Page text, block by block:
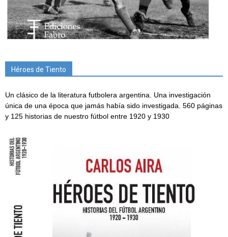
Héroes de Tiento
Un clásico de la literatura futbolera argentina. Una investigación
única de una época que jamás había sido investigada. 560 páginas
y 125 historias de nuestro fútbol entre 1920 y 1930